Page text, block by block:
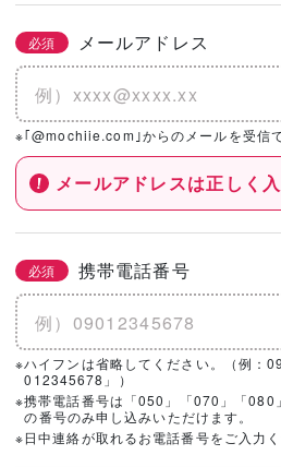
必須 メールアドレス
※｢@mochiie.com｣からのメールを受信
メールアドレスは正しく
必須 携帯電話番号
※ハイフンは省略してください。（例：
012345678」）
※携帯電話番号は「050」「070」「080
の番号のみ申し込みいただけます。
※日中連絡が取れるお電話番号をご入力く